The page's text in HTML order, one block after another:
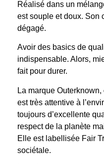
Réalisé dans un
est souple et doux. Son
dégagé.
Avoir des basics de
indispensable. Alors,
fait pour durer.
La marque
est très attentive à
toujours d’excellente
respect de la planète
Elle est labellisée Fair
sociétale.